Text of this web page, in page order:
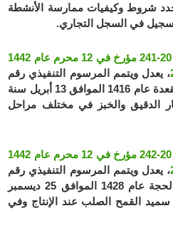
2015 الذي يحدد شروط وكيفيات ممارسة الأنشطة
في السجل التجاري.
مرسوم تنفيذي 20-241 مؤرخ في 12 محرم عام 1442
، يعدل ويتمم المرسوم التنفيذي رقم
96-132 المؤرخ في 25 ذي القعدة عام 1416 الموافق 13 أبريل سنة
الدقيق والخبز في مختلف مراحل
مرسوم تنفيذي 20-242 مؤرخ في 12 محرم عام 1442
، يعدل ويتمم المرسوم التنفيذي رقم
07-402 المؤرخ في 16 ذي الحجة عام 1428 الموافق 25 ديسمبر
أسعار سميد القمح الصلب عند الإنتاج وفي